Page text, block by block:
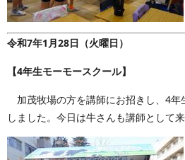
令和7年1月28日（火曜日）
【4年生モーモースクール】
加茂牧場の方を講師にお招きし、4
しました。今日は牛さんも講師として来